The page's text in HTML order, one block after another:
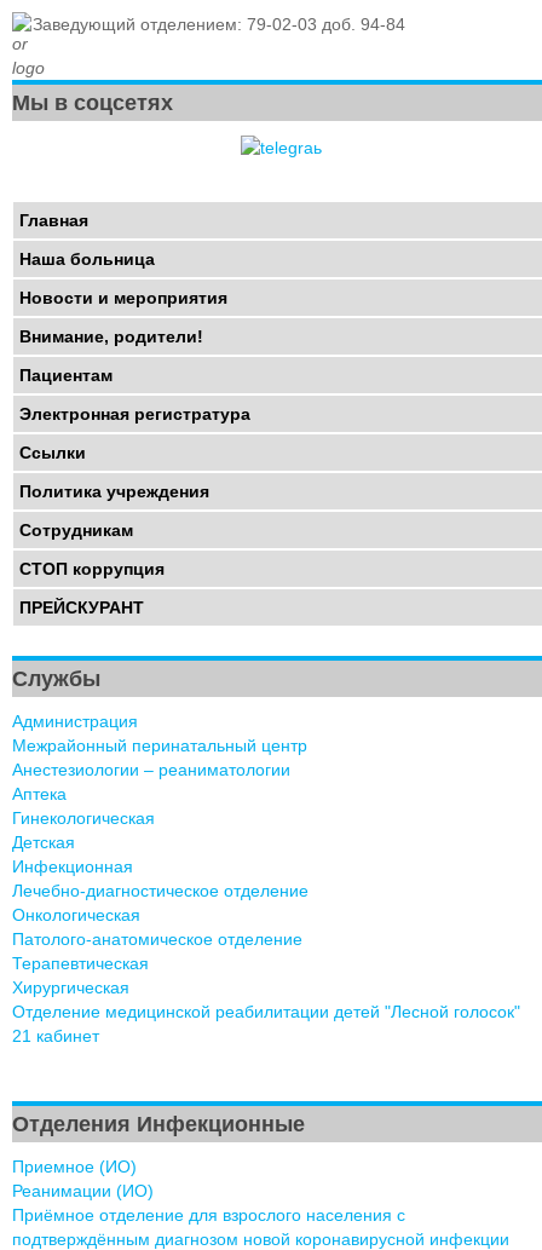
Заведующий отделением: 79-02-03 доб. 94-84
Мы в соцсетях
Главная
Наша больница
Новости и мероприятия
Внимание, родители!
Пациентам
Электронная регистратура
Ссылки
Политика учреждения
Сотрудникам
СТОП коррупция
ПРЕЙСКУРАНТ
Службы
Администрация
Межрайонный перинатальный центр
Анестезиологии – реаниматологии
Аптека
Гинекологическая
Детская
Инфекционная
Лечебно-диагностическое отделение
Онкологическая
Патолого-анатомическое отделение
Терапевтическая
Хирургическая
Отделение медицинской реабилитации детей "Лесной голосок"
21 кабинет
Отделения Инфекционные
Приемное (ИО)
Реанимации (ИО)
Приёмное отделение для взрослого населения с
подтверждённым диагнозом новой коронавирусной инфекции